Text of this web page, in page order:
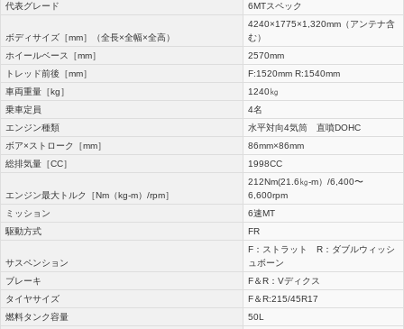
代表グレード
6MTスペック
ボディサイズ［mm］（全長×全幅×全高）
4240×1775×1,320mm（アンテナ含
む）
ホイールベース［mm］
2570mm
トレッド前後［mm］
F:1520mm R:1540mm
車両重量［kg］
1240㎏
乗車定員
4名
エンジン種類
水平対向4気筒 直噴DOHC
ボア×ストローク［mm］
86mm×86mm
総排気量［CC］
1998CC
エンジン最大トルク［Nm（kg-m）/rpm］
212Nm(21.6㎏-m）/6,400〜
6,600rpm
ミッション
6速MT
駆動方式
FR
サスペンション
F：ストラット R：ダブルウィッシ
ュボーン
ブレーキ
F＆R：Vディクス
タイヤサイズ
F＆R:215/45R17
燃料タンク容量
50L